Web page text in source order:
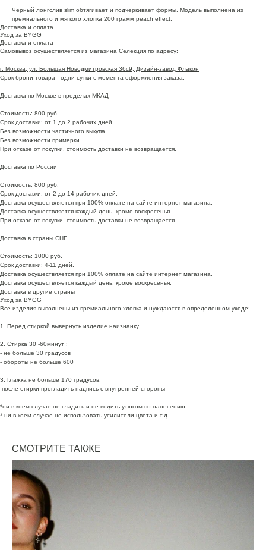
Черный лонгслив slim обтягивает и подчеркивает формы. Модель выполнена из
премиального и мягкого хлопка 200 грамм peach effect.
Доставка и оплата
Уход за BYGG
Доставка и оплата
Самовывоз осуществляется из магазина Селекция по адресу:
г. Москва, ул. Большая Новодмитровская 36с9, Дизайн-завод Флакон
Срок брони товара - одни сутки с момента оформления заказа.
Доставка по Москве в пределах МКАД
Стоимость: 800 руб.
Срок доставки: от 1 до 2 рабочих дней.
Без возможности частичного выкупа.
Без возможности примерки.
При отказе от покупки, стоимость доставки не возвращается.
Доставка по России
Стоимость: 800 руб.
Срок доставки: от 2 до 14 рабочих дней.
Доставка осуществляется при 100% оплате на сайте интернет магазина.
Доставка осуществляется каждый день, кроме воскресенья.
При отказе от покупки, стоимость доставки не возвращается.
Доставка в страны СНГ
Стоимость: 1000 руб.
Срок доставки: 4-11 дней.
Доставка осуществляется при 100% оплате на сайте интернет магазина.
Доставка осуществляется каждый день, кроме воскресенья.
Доставка в другие страны
Уход за BYGG
Все изделия выполнены из премиального хлопка и нуждаются в определенном уходе:
1. Перед стиркой вывернуть изделие наизнанку
2. Стирка 30 -60минут :
- не больше 30 градусов
- обороты не больше 600
3. Глажка не больше 170 градусов:
-после стирки прогладить надпись с внутренней стороны
*ни в коем случае не гладить и не водить утюгом по нанесению
* ни в коем случае не использовать усилители цвета и т.д
СМОТРИТЕ ТАКЖЕ